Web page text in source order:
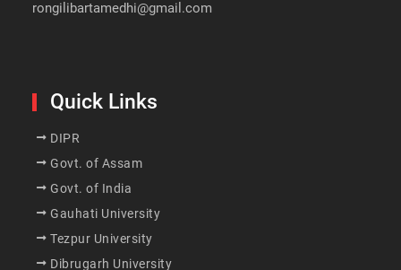
rongilibartamedhi@gmail.com
Quick Links
DIPR
Govt. of Assam
Govt. of India
Gauhati University
Tezpur University
Dibrugarh University